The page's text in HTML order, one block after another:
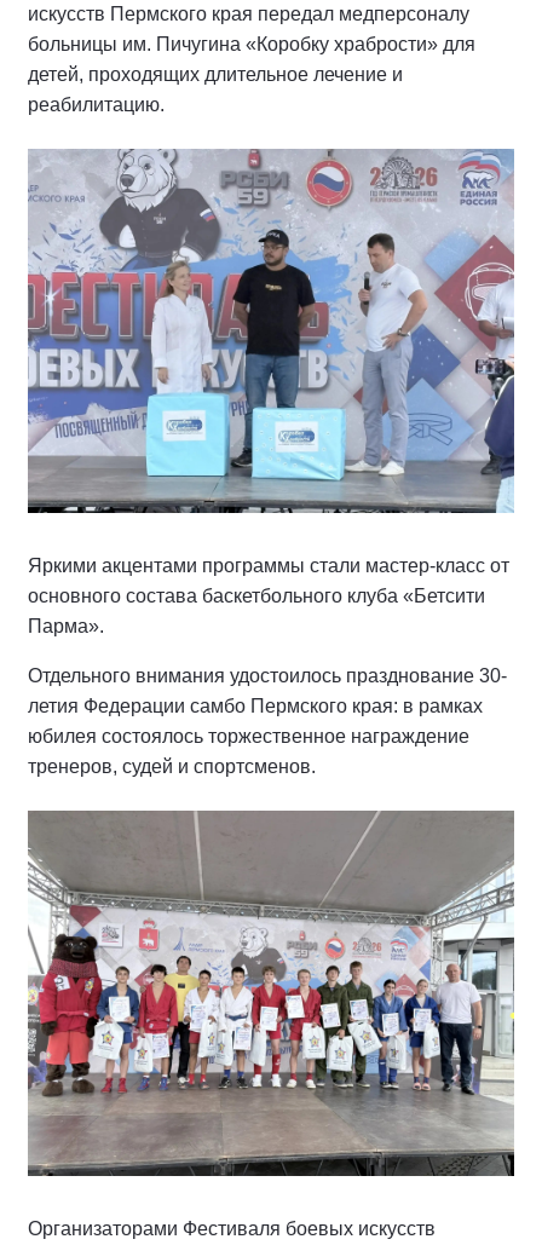
искусств Пермского края передал медперсоналу
больницы им. Пичугина «Коробку храбрости» для
детей, проходящих длительное лечение и
реабилитацию.
Яркими акцентами программы стали мастер-класс от
основного состава баскетбольного клуба «Бетсити
Парма».
Отдельного внимания удостоилось празднование 30-
летия Федерации самбо Пермского края: в рамках
юбилея состоялось торжественное награждение
тренеров, судей и спортсменов.
Организаторами Фестиваля боевых искусств